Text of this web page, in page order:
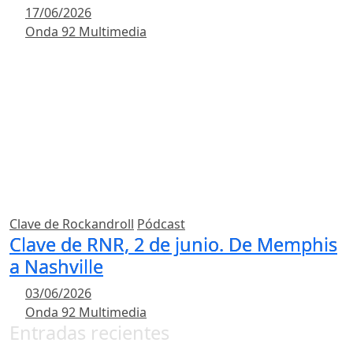
17/06/2026
Onda 92 Multimedia
Clave de Rockandroll Pódcast
Clave de RNR, 2 de junio. De Memphis
a Nashville
03/06/2026
Onda 92 Multimedia
Entradas recientes